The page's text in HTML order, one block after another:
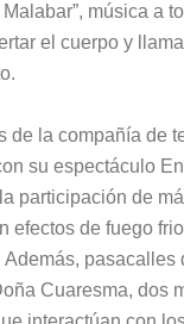
música a
el cuerpo y
de la compañía de
su espectáculo
participación de
efectos de fuego
Además, pasacalles
Cuaresma, dos